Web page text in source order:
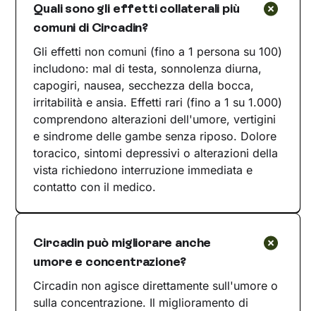
Quali sono gli effetti collaterali più
comuni di Circadin?
Gli effetti non comuni (fino a 1 persona su 100)
includono: mal di testa, sonnolenza diurna,
capogiri, nausea, secchezza della bocca,
irritabilità e ansia. Effetti rari (fino a 1 su 1.000)
comprendono alterazioni dell'umore, vertigini
e sindrome delle gambe senza riposo. Dolore
toracico, sintomi depressivi o alterazioni della
vista richiedono interruzione immediata e
contatto con il medico.
Circadin può migliorare anche
umore e concentrazione?
Circadin non agisce direttamente sull'umore o
sulla concentrazione. Il miglioramento di